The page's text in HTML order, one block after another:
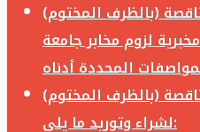
(بالظرف المختوم)
لزوم مخابر جامعة
(بالظرف المختوم)
لشراء وتوريد ما يلي: